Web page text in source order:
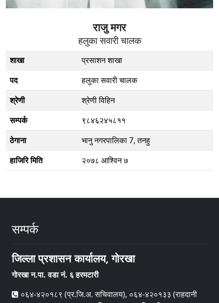
राजु मगर
हलुका सवारी चालक
शाखा
प्रसाशन शाखा
पद
हलुका सवारी चालक
श्रेणी
श्रेणी विहिन
सम्पर्क
९८४६२४५८११
ठेगाना
भानु नगरपालिका 7, तनहु
हाजिरि मिति
२०७८ आश्विन ७
सम्पर्क
जिल्ला प्रशासन कार्यालय, गाेरखा
गाेरखा न.पा. वडा नं. ६ हरमटारी
०६४-४२०१८९ (प्र.जि.अ. सचिवालय), ०६४-४२०१३३ (राहदानी